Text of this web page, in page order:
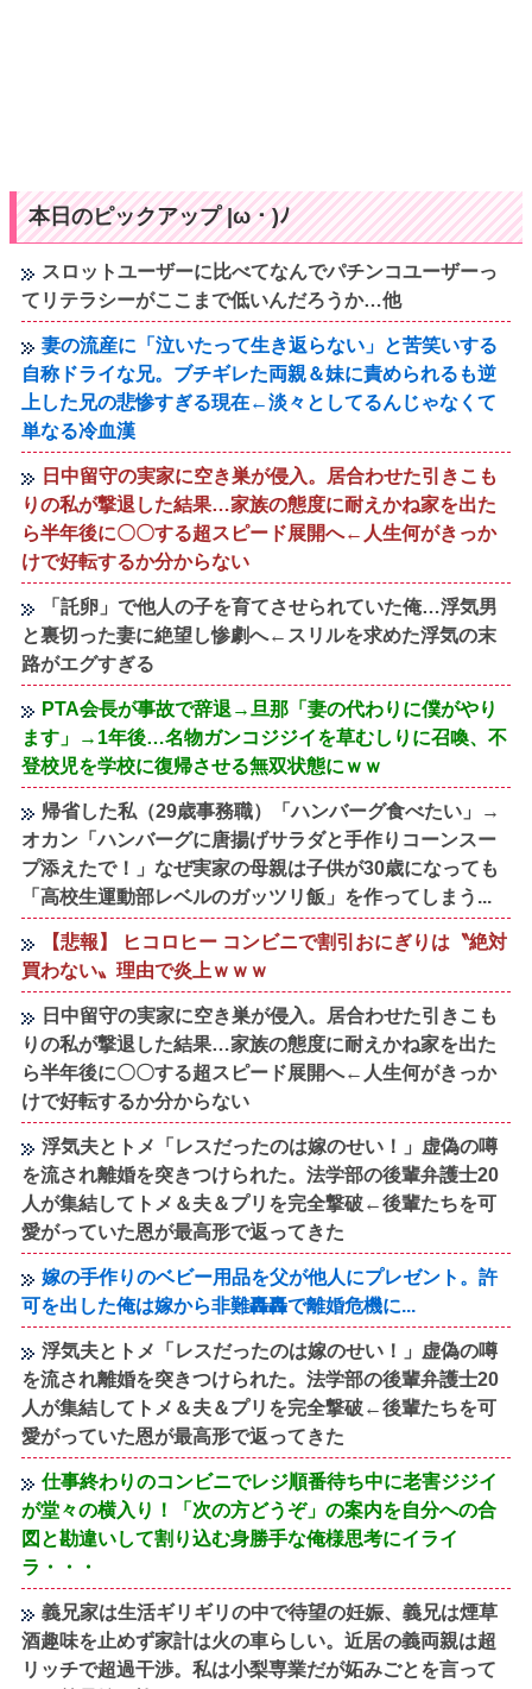
本日のピックアップ |ω・)ﾉ
スロットユーザーに比べてなんでパチンコユーザーっ
てリテラシーがここまで低いんだろうか…他
妻の流産に「泣いたって生き返らない」と苦笑いする
自称ドライな兄。ブチギレた両親＆妹に責められるも逆
上した兄の悲惨すぎる現在←淡々としてるんじゃなくて
単なる冷血漢
日中留守の実家に空き巣が侵入。居合わせた引きこも
りの私が撃退した結果…家族の態度に耐えかね家を出た
ら半年後に〇〇する超スピード展開へ←人生何がきっか
けで好転するか分からない
「託卵」で他人の子を育てさせられていた俺…浮気男
と裏切った妻に絶望し惨劇へ←スリルを求めた浮気の末
路がエグすぎる
PTA会長が事故で辞退→旦那「妻の代わりに僕がやり
ます」→1年後…名物ガンコジジイを草むしりに召喚、不
登校児を学校に復帰させる無双状態にｗｗ
帰省した私（29歳事務職）「ハンバーグ食べたい」→
オカン「ハンバーグに唐揚げサラダと手作りコーンスー
プ添えたで！」なぜ実家の母親は子供が30歳になっても
「高校生運動部レベルのガッツリ飯」を作ってしまう...
【悲報】 ヒコロヒー コンビニで割引おにぎりは〝絶対
買わない〟理由で炎上ｗｗｗ
日中留守の実家に空き巣が侵入。居合わせた引きこも
りの私が撃退した結果…家族の態度に耐えかね家を出た
ら半年後に〇〇する超スピード展開へ←人生何がきっか
けで好転するか分からない
浮気夫とトメ「レスだったのは嫁のせい！」虚偽の噂
を流され離婚を突きつけられた。法学部の後輩弁護士20
人が集結してトメ＆夫＆プリを完全撃破←後輩たちを可
愛がっていた恩が最高形で返ってきた
嫁の手作りのベビー用品を父が他人にプレゼント。許
可を出した俺は嫁から非難轟轟で離婚危機に...
浮気夫とトメ「レスだったのは嫁のせい！」虚偽の噂
を流され離婚を突きつけられた。法学部の後輩弁護士20
人が集結してトメ＆夫＆プリを完全撃破←後輩たちを可
愛がっていた恩が最高形で返ってきた
仕事終わりのコンビニでレジ順番待ち中に老害ジジイ
が堂々の横入り！「次の方どうぞ」の案内を自分への合
図と勘違いして割り込む身勝手な俺様思考にイライ
ラ・・・
義兄家は生活ギリギリの中で待望の妊娠、義兄は煙草
酒趣味を止めず家計は火の車らしい。近居の義両親は超
リッチで超過干渉。私は小梨専業だが妬みごとを言って